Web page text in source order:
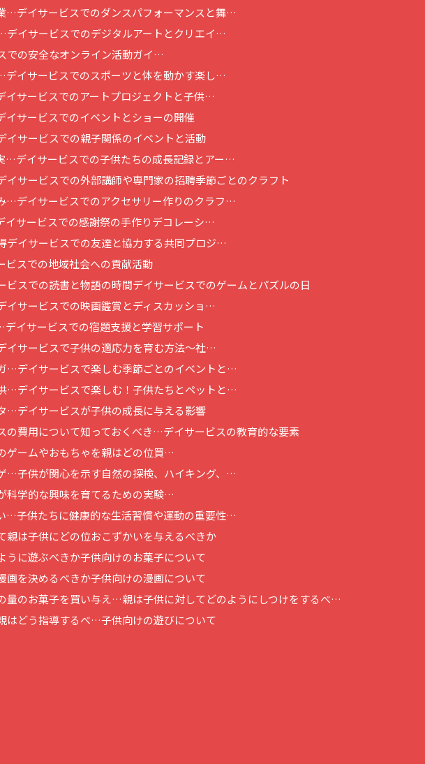
…デイサービスでのダンスパフォーマンスと舞…
デイサービスでのデジタルアートとクリエイ…
での安全なオンライン活動ガイ…
デイサービスでのスポーツと体を動かす楽し…
イサービスでのアートプロジェクトと子供…
イサービスでのイベントとショーの開催
イサービスでの親子関係のイベントと活動
…デイサービスでの子供たちの成長記録とアー…
イサービスでの外部講師や専門家の招聘季節ごとのクラフト
…デイサービスでのアクセサリー作りのクラフ…
イサービスでの感謝祭の手作りデコレーシ…
デイサービスでの友達と協力する共同プロジ…
ビスでの地域社会への貢献活動
ビスでの読書と物語の時間デイサービスでのゲームとパズルの日
イサービスでの映画鑑賞とディスカッショ…
デイサービスでの宿題支援と学習サポート
イサービスで子供の適応力を育む方法～社…
…デイサービスで楽しむ季節ごとのイベントと…
…デイサービスで楽しむ！子供たちとペットと…
…デイサービスが子供の成長に与える影響
の費用について知っておくべき…デイサービスの教育的な要素
ゲームやおもちゃを親はどの位買…
…子供が関心を示す自然の探検、ハイキング、…
科学的な興味を育てるための実験…
…子供たちに健康的な生活習慣や運動の重要性…
親は子供にどの位おこずかいを与えるべきか
うに遊ぶべきか子供向けのお菓子について
画を決めるべきか子供向けの漫画について
量のお菓子を買い与え…親は子供に対してどのようにしつけをするべ…
はどう指導するべ…子供向けの遊びについて